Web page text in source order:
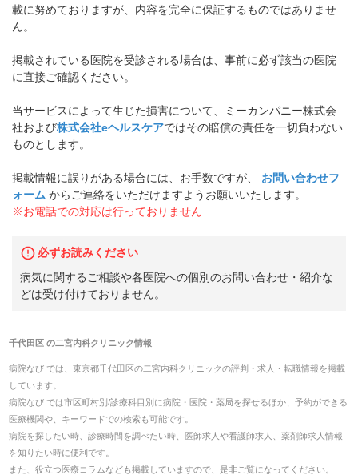
載に努めておりますが、内容を完全に保証するものではありませ
ん。
掲載されている医院を受診される場合は、事前に必ず該当の医院
に直接ご確認ください。
当サービスによって生じた損害について、ミーカンパニー株式会
社および株式会社eヘルスケアではその賠償の責任を一切負わない
ものとします。
掲載情報に誤りがある場合には、お手数ですが、
お問い合わせフ
ォーム からご連絡をいただけますようお願いいたします。
※お電話での対応は行っておりません
必ずお読みください
病気に関するご相談や各医院への個別のお問い合わせ・紹介な
どは受け付けておりません。
千代田区の二宮内科クリニック情報
病院なび では、 東京都千代田区の二宮内科クリニックの評判・求人・転職情報を掲載
しています。
病院なび では市区町村別/診療科目別に病院・医院・薬局を探せるほか、予約ができる
医療機関や、キーワードでの検索も可能です。
病院を探したい時、診療時間を調べたい時、医師求人や看護師求人、薬剤師求人情報
を知りたい時に便利です。
また、役立つ医療コラムなども掲載していますので、是非ご覧になってください。